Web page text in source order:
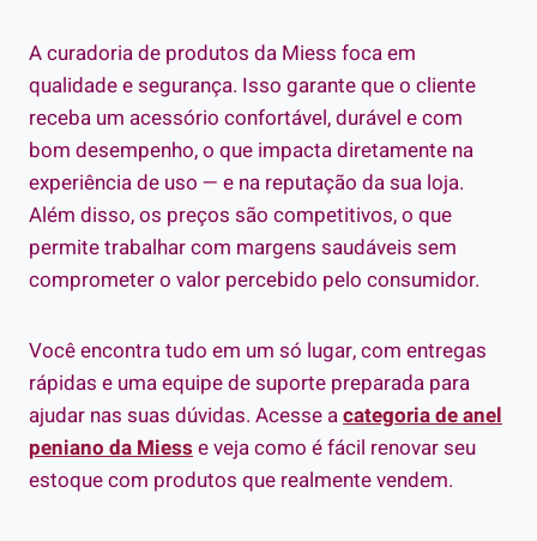
A curadoria de produtos da Miess foca em
qualidade e segurança. Isso garante que o cliente
receba um acessório confortável, durável e com
bom desempenho, o que impacta diretamente na
experiência de uso — e na reputação da sua loja.
Além disso, os preços são competitivos, o que
permite trabalhar com margens saudáveis sem
comprometer o valor percebido pelo consumidor.
Você encontra tudo em um só lugar, com entregas
rápidas e uma equipe de suporte preparada para
ajudar nas suas dúvidas. Acesse acategoria de anel
peniano da Miesse veja como é fácil renovar seu
estoque com produtos que realmente vendem.